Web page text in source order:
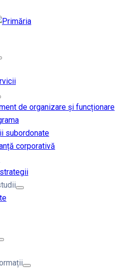
de organizare și funcționare
subordonate
corporativă